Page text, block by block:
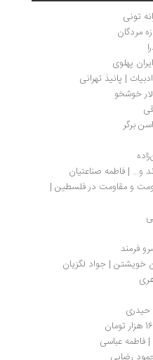
تهرانی
صناعتیان
پیرامون بیانیه بالفور؛ امپراتوری، قیمومت و مقاومت در فلسطین |
| جواد لگزیان
عباسی